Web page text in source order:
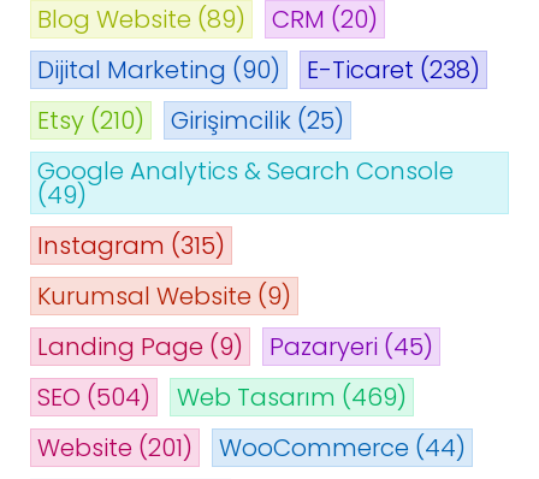
Blog Website (89) CRM (20)
Dijital Marketing (90) E-Ticaret (238)
Etsy (210) Girişimcilik (25)
Google Analytics & Search Console
(49)
Instagram (315)
Kurumsal Website (9)
Landing Page (9) Pazaryeri (45)
SEO (504) Web Tasarım (469)
Website (201) WooCommerce (44)